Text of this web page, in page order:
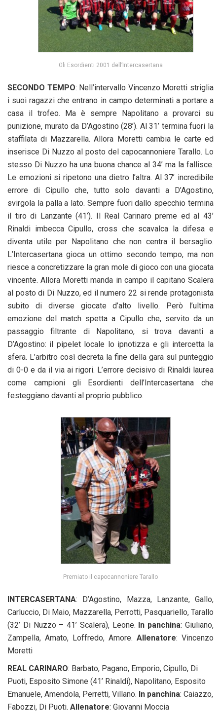
Gli Esordienti 2001 dell’Intercasertana
SECONDO TEMPO: Nell’intervallo Vincenzo Moretti striglia
i suoi ragazzi che entrano in campo determinati a portare a
casa il trofeo. Ma è sempre Napolitano a provarci su
punizione, murato da D’Agostino (28’). Al 31’ termina fuori la
staffilata di Mazzarella. Allora Moretti cambia le carte ed
inserisce Di Nuzzo al posto del capocannoniere Tarallo. Lo
stesso Di Nuzzo ha una buona chance al 34’ ma la fallisce.
Le emozioni si ripetono una dietro l’altra. Al 37’ incredibile
errore di Cipullo che, tutto solo davanti a D’Agostino,
svirgola la palla a lato. Sempre fuori dallo specchio termina
il tiro di Lanzante (41’). Il Real Carinaro preme ed al 43’
Rinaldi imbecca Cipullo, cross che scavalca la difesa e
diventa utile per Napolitano che non centra il bersaglio.
L’Intercasertana gioca un ottimo secondo tempo, ma non
riesce a concretizzare la gran mole di gioco con una giocata
vincente. Allora Moretti manda in campo il capitano Scalera
al posto di Di Nuzzo, ed il numero 22 si rende protagonista
subito di diverse giocate d’alto livello. Però l’ultima
emozione del match spetta a Cipullo che, servito da un
passaggio filtrante di Napolitano, si trova davanti a
D’Agostino: il pipelet locale lo ipnotizza e gli intercetta la
sfera. L’arbitro così decreta la fine della gara sul punteggio
di 0-0 e da il via ai rigori. L’errore decisivo di Rinaldi laurea
come campioni gli Esordienti dell’Intercasertana che
festeggiano davanti al proprio pubblico.
Premiato il capocannoniere Tarallo
INTERCASERTANA: D’Agostino, Mazza, Lanzante, Gallo,
Carluccio, Di Maio, Mazzarella, Perrotti, Pasquariello, Tarallo
(32’ Di Nuzzo – 41’ Scalera), Leone. In panchina: Giuliano,
Zampella, Amato, Loffredo, Amore. Allenatore: Vincenzo
Moretti
REAL CARINARO: Barbato, Pagano, Emporio, Cipullo, Di
Puoti, Esposito Simone (41’ Rinaldi), Napolitano, Esposito
Emanuele, Amendola, Perretti, Villano. In panchina: Caiazzo,
Fabozzi, Di Puoti. Allenatore: Giovanni Moccia